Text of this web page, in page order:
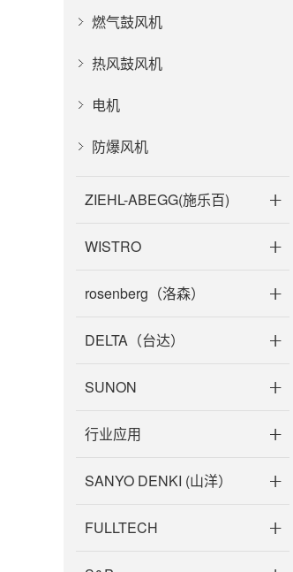
燃气鼓风机
热风鼓风机
电机
防爆风机
ZIEHL-ABEGG(施乐百)
WISTRO
rosenberg（洛森）
DELTA（台达）
SUNON
行业应用
SANYO DENKI (山洋）
FULLTECH